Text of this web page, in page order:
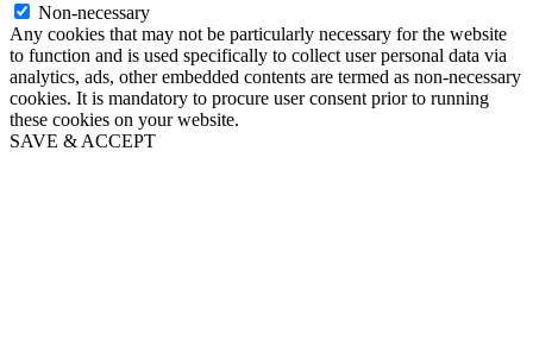
Non-necessary
Any cookies that may not be particularly necessary for the website
to function and is used specifically to collect user personal data via
analytics, ads, other embedded contents are termed as non-necessary
cookies. It is mandatory to procure user consent prior to running
these cookies on your website.
SAVE & ACCEPT